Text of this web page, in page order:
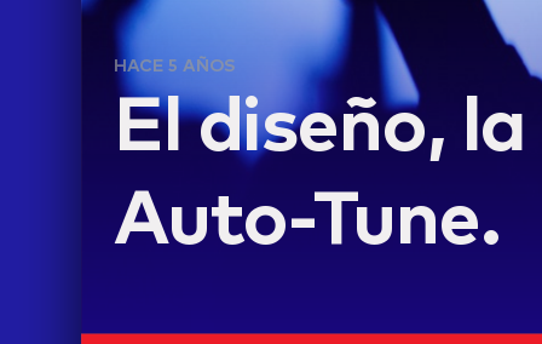
HACE 5 AÑOS
El diseño,
Auto-Tune.